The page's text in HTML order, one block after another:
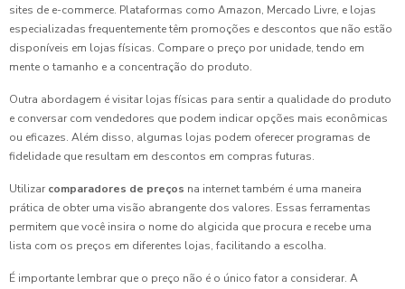
sites de e-commerce. Plataformas como Amazon, Mercado Livre, e lojas
especializadas frequentemente têm promoções e descontos que não estão
disponíveis em lojas físicas. Compare o preço por unidade, tendo em
mente o tamanho e a concentração do produto.
Outra abordagem é visitar lojas físicas para sentir a qualidade do produto
e conversar com vendedores que podem indicar opções mais econômicas
ou eficazes. Além disso, algumas lojas podem oferecer programas de
fidelidade que resultam em descontos em compras futuras.
Utilizar comparadores de preços na internet também é uma maneira
prática de obter uma visão abrangente dos valores. Essas ferramentas
permitem que você insira o nome do algicida que procura e recebe uma
lista com os preços em diferentes lojas, facilitando a escolha.
É importante lembrar que o preço não é o único fator a considerar. A